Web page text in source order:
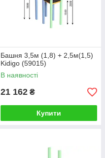
Башня 3,5м (1,8) + 2,5м(1,5)
Kidigo (59015)
В наявності
21 162 ₴
Купити